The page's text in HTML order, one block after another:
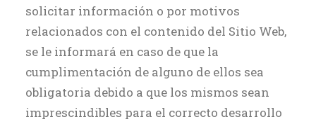
solicitar información o por motivos
relacionados con el contenido del Sitio Web,
se le informará en caso de que la
cumplimentación de alguno de ellos sea
obligatoria debido a que los mismos sean
imprescindibles para el correcto desarrollo